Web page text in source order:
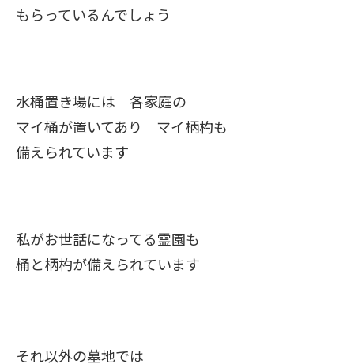
もらっているんでしょう
水桶置き場には 各家庭の
マイ桶が置いてあり マイ柄杓も
備えられています
私がお世話になってる霊園も
桶と柄杓が備えられています
それ以外の墓地では